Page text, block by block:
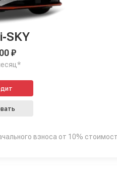
₽
кредит
взноса от 10%